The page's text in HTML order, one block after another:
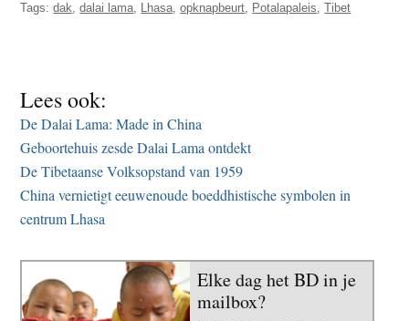
Tags:dak,dalai lama, Lhasa,opknapbeurt, Potalapaleis,Tibet
Lees ook:
De Dalai Lama: Made in China
Geboortehuis zesde Dalai Lama ontdekt
De Tibetaanse Volksopstand van 1959
China vernietigt eeuwenoude boeddhistische symbolen in
centrum Lhasa
Elke dag het BD in je
mailbox?